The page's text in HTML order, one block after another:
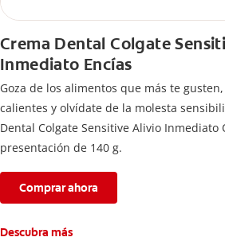
Crema Dental Colgate
Inmediato Encías
Goza de los alimentos que más te
calientes y olvídate de la molesta
Dental Colgate Sensitive Alivio Inmediato
presentación de 140 g.
Comprar ahora
Descubra más